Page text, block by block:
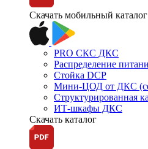
Скачать мобильный каталог
PRO СКС ДКС
Распределение
Стойка DCP
Мини-ЦОД от ДКС
Структурированная
ИТ-шкафы ДКС
Скачать каталог